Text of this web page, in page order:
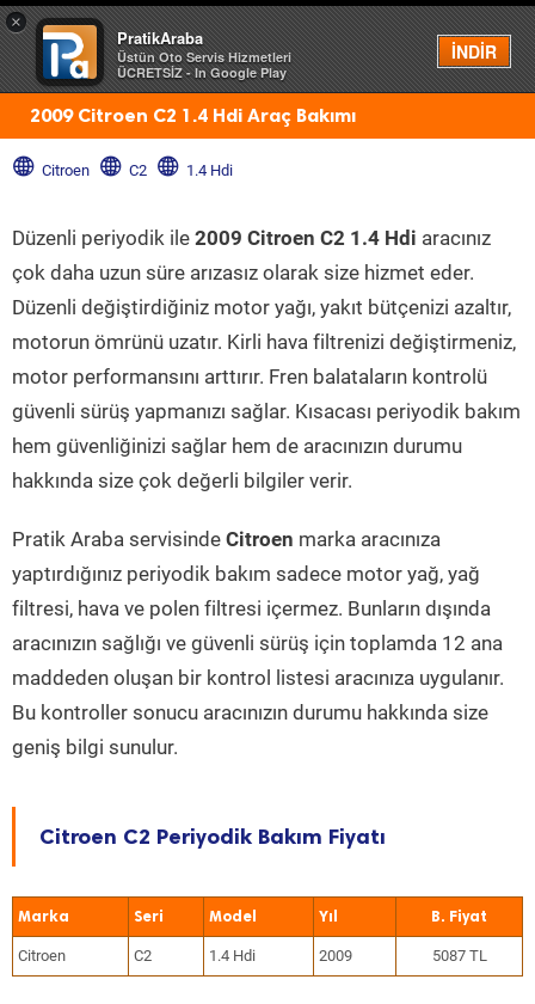
×
PratikAraba
Üstün Oto Servis Hizmetleri
ÜCRETSİZ - In Google Play
İNDİR
Menü
2009 Citroen C2 1.4 Hdi Araç Bakımı
Citroen C2 1.4 Hdi
Düzenli periyodik ile 2009 Citroen C2 1.4 Hdi aracınız
çok daha uzun süre arızasız olarak size hizmet eder.
Düzenli değiştirdiğiniz motor yağı, yakıt bütçenizi azaltır,
motorun ömrünü uzatır. Kirli hava filtrenizi değiştirmeniz,
motor performansını arttırır. Fren balataların kontrolü
güvenli sürüş yapmanızı sağlar. Kısacası periyodik bakım
hem güvenliğinizi sağlar hem de aracınızın durumu
hakkında size çok değerli bilgiler verir.
Pratik Araba servisinde Citroen marka aracınıza
yaptırdığınız periyodik bakım sadece motor yağ, yağ
filtresi, hava ve polen filtresi içermez. Bunların dışında
aracınızın sağlığı ve güvenli sürüş için toplamda 12 ana
maddeden oluşan bir kontrol listesi aracınıza uygulanır.
Bu kontroller sonucu aracınızın durumu hakkında size
geniş bilgi sunulur.
Citroen C2 Periyodik Bakım Fiyatı
Marka Seri Model Yıl
Citroen C2 1.4 Hdi 2009 5087 TL